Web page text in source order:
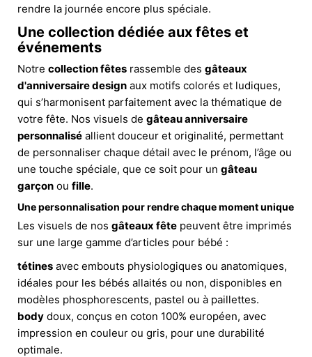
rendre la journée encore plus spéciale.
Une collection dédiée aux fêtes et
événements
Notre collection fêtes rassemble des gâteaux
d'anniversaire design aux motifs colorés et ludiques,
qui s’harmonisent parfaitement avec la thématique de
votre fête. Nos visuels de gâteau anniversaire
personnalisé allient douceur et originalité, permettant
de personnaliser chaque détail avec le prénom, l’âge ou
une touche spéciale, que ce soit pour un gâteau
garçon ou fille.
Une personnalisation pour rendre chaque moment unique
Les visuels de nos gâteaux fête peuvent être imprimés
sur une large gamme d’articles pour bébé :
tétines avec embouts physiologiques ou anatomiques,
idéales pour les bébés allaités ou non, disponibles en
modèles phosphorescents, pastel ou à paillettes.
body doux, conçus en coton 100% européen, avec
impression en couleur ou gris, pour une durabilité
optimale.